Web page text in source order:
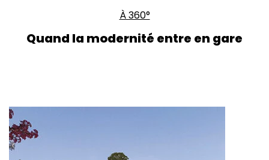
À 360°
Quand la modernité entre en gare